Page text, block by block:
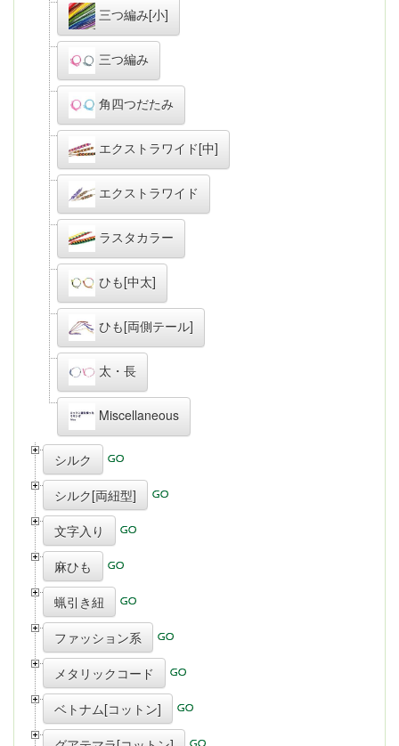
三つ編み[小]
三つ編み
角四つだたみ
エクストラワイド[中]
エクストラワイド
ラスタカラー
ひも[中太]
ひも[両側テール]
太・長
Miscellaneous
シルク
シルク[両紐型]
文字入り
麻ひも
蝋引き紐
ファッション系
メタリックコード
ベトナム[コットン]